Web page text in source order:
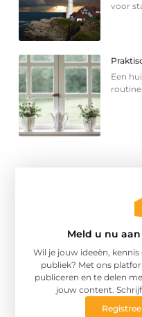
voor
Een
Meld u nu
Wil je jouw ideeën,
publiek? Met ons
publiceren en te delen
jouw content.